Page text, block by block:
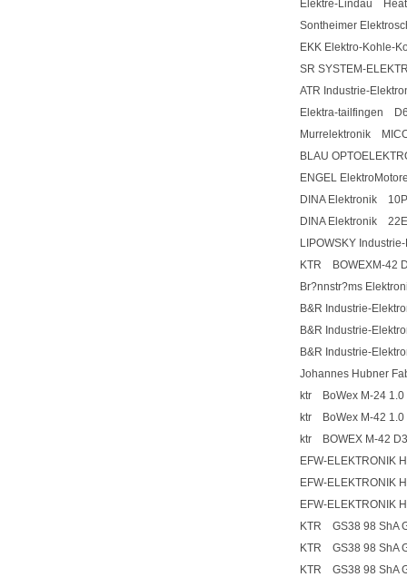
Elektre-Lindau
Sontheimer
EKK Elektro-Kohle-
SR SYSTEM-
ATR Industrie-
Elektra-tailfingen
Murrelektronik
BLAU
ENGEL
DINA Elektronik
DINA Elektronik
LIPOWSKY
KTR BOWEXM-42
Br?nnstr?ms
B&R Industrie-
B&R Industrie-
B&R Industrie-
Johannes Hubner
ktr BoWex M-24 1.0
ktr BoWex M-42 1.0
ktr BOWEX M-42
EFW-ELEKTRONIK
EFW-ELEKTRONIK
EFW-ELEKTRONIK
KTR GS38 98 ShA
KTR GS38 98 ShA
KTR GS38 98 ShA